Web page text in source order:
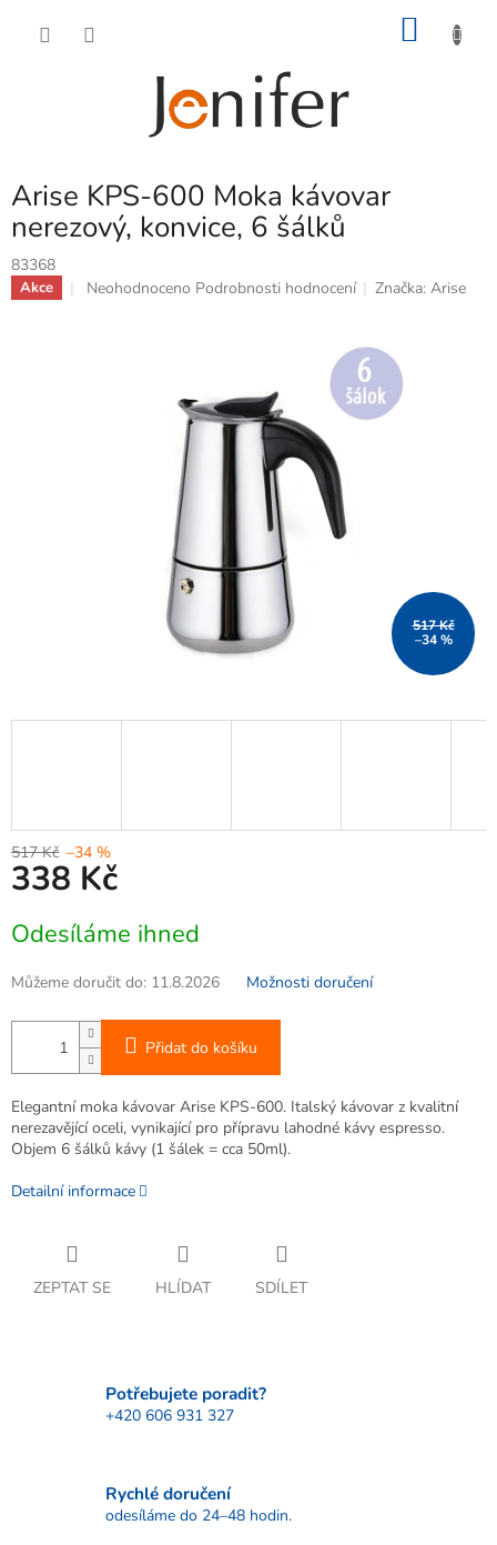
Arise KPS-600 Moka kávovar
nerezový, konvice, 6 šálků
83368
Akce
Průměrné
Neohodnoceno Podrobnosti hodnocení Značka:Arise
517 Kč
–34 %
517 Kč –34 %
338 Kč
cena:
Odesíláme ihned
Můžeme doručit do: 11.8.2026 Možnosti doručení
Přidat do košíku
Elegantní moka kávovar Arise KPS-600. Italský kávovar z kvalitní
nerezavějící oceli, vynikající pro přípravu lahodné kávy espresso.
Objem 6 šálků kávy (1 šálek = cca 50ml).
Detailní informace
ZEPTAT SE HLÍDAT SDÍLET
Potřebujete poradit?
+420 606 931 327
Rychlé doručení
odesíláme do 24–48 hodin.